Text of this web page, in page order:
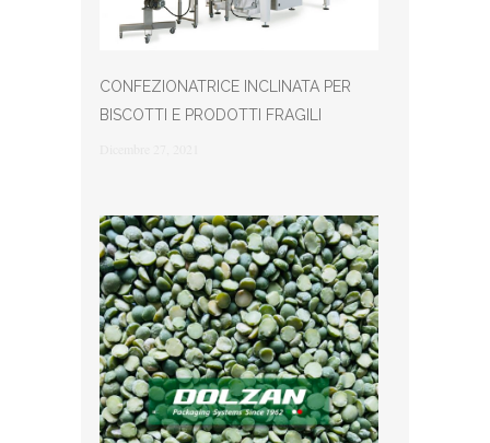
CONFEZIONATRICE INCLINATA PER
BISCOTTI E PRODOTTI FRAGILI